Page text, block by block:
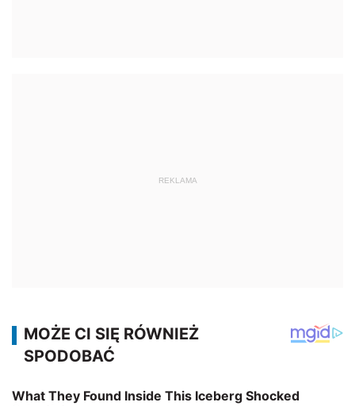
REKLAMA